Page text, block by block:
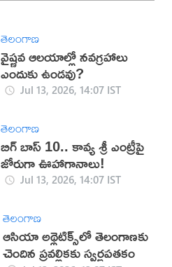
తెలంగాణ
వైష్ణవ ఆలయాల్లో నవగ్రహాలు
ఎందుకు ఉండవు?
Jul 13, 2026, 14:07 IST
తెలంగాణ
బిగ్ బాస్ 10.. కావ్య శ్రీ ఎంట్రీపై
జోరుగా ఊహాగానాలు!
Jul 13, 2026, 14:07 IST
తెలంగాణ
ఆసియా అథ్లెటిక్స్‌లో తెలంగాణకు
చెందిన ప్రవల్లికకు స్వర్ణపతకం